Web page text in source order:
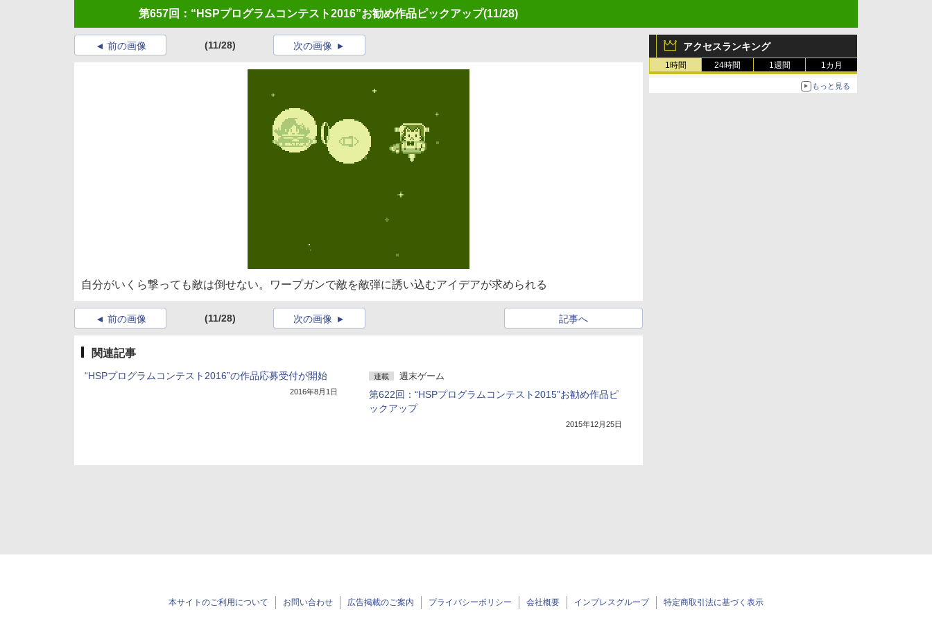
第657回：“HSPプログラムコンテスト2016”お勧め作品ピックアップ(11/28)
アクセスランキング
1時間 24時間 1週間 1カ月
もっと見る
前の画像 (11/28) 次の画像
自分がいくら撃っても敵は倒せない。ワープガンで敵を敵弾に誘い込むアイデアが求められる
前の画像 (11/28) 記事へ
次の画像
関連記事
“HSPプログラムコンテスト2016”の作品応募受付が開始
2016年8月1日
連載 週末ゲーム
第622回：“HSPプログラムコンテスト2015”お勧め作品ピ
ックアップ
2015年12月25日
本サイトのご利用について お問い合わせ 広告掲載のご案内 プライバシーポリシー 会社概要 インプレスグループ 特定商取引法に基づく表示